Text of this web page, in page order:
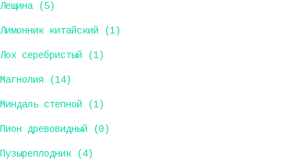
Лещина (5)
Лимонник китайский (1)
Лох серебристый (1)
Магнолия (14)
Миндаль степной (1)
Пион древовидный (0)
Пузыреплодник (4)